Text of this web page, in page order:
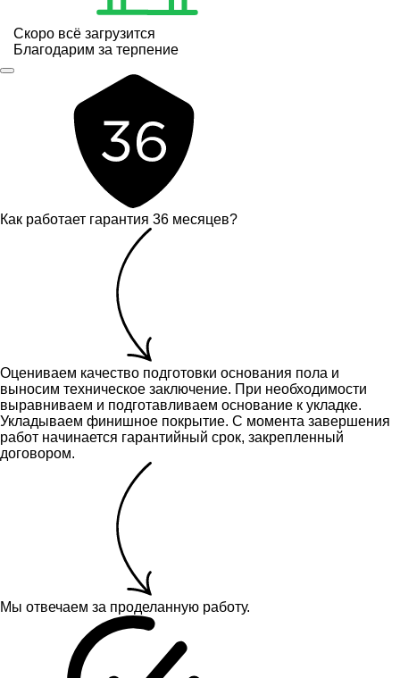
Скоро всё загрузится
Благодарим за терпение
Как работает гарантия 36 месяцев?
Оцениваем качество подготовки основания пола и
выносим техническое заключение. При необходимости
выравниваем и подготавливаем основание к укладке.
Укладываем финишное покрытие. С момента завершения
работ начинается гарантийный срок, закрепленный
договором.
Мы отвечаем за проделанную работу.